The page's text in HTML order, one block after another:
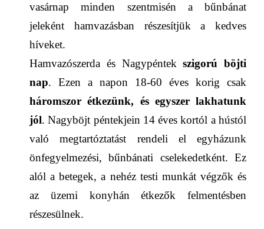
vasárnap minden szentmisén a bűnbánat
jeleként hamvazásban részesítjük a kedves
híveket.
Hamvazószerda és Nagypéntekszigorú böjti
nap. Ezen a napon 18-60 éves korig csak
háromszor étkezünk, és egyszer lakhatunk
jól. Nagyböjt péntekjein 14 éves kortól a hústól
való megtartóztatást rendeli el egyházunk
önfegyelmezési, bűnbánati cselekedetként. Ez
alól a betegek, a nehéz testi munkát végzők és
az üzemi konyhán étkezők felmentésben
részesülnek.